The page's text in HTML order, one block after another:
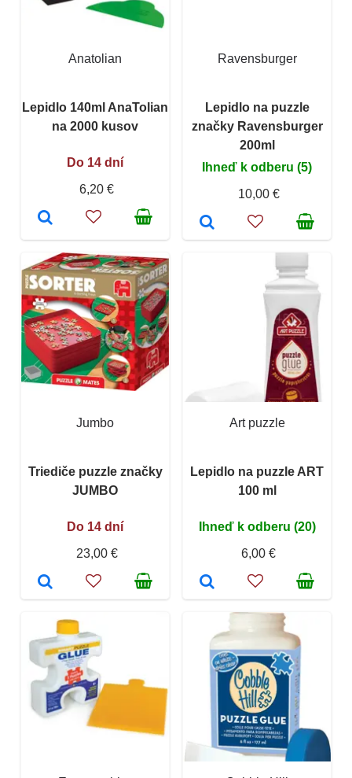
Anatolian
Lepidlo 140ml AnaTolian
na 2000 kusov
Do 14 dní
6,20 €
Ravensburger
Lepidlo na puzzle
značky Ravensburger
200ml
Ihneď k odberu (5)
10,00 €
Jumbo
Triediče puzzle značky
JUMBO
Do 14 dní
23,00 €
Art puzzle
Lepidlo na puzzle ART
100 ml
Ihneď k odberu (20)
6,00 €